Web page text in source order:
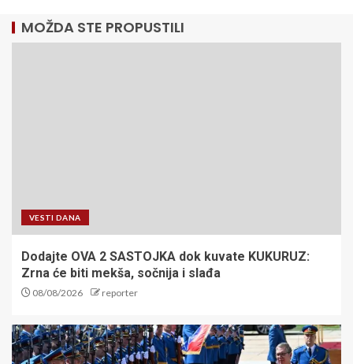
MOŽDA STE PROPUSTILI
VESTI DANA
Dodajte OVA 2 SASTOJKA dok kuvate KUKURUZ:
Zrna će biti mekša, sočnija i slađa
08/08/2026 reporter